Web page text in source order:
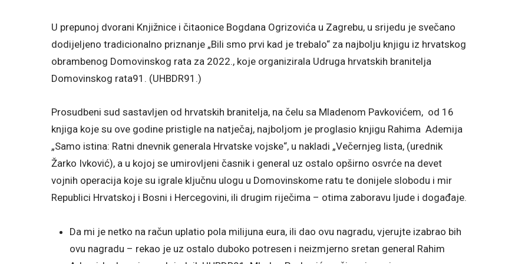
U prepunoj dvorani Knjižnice i čitaonice Bogdana Ogrizovića u Zagrebu, u srijedu je svečano
dodijeljeno tradicionalno priznanje „Bili smo prvi kad je trebalo“ za najbolju knjigu iz hrvatskog
obrambenog Domovinskog rata za 2022., koje organizirala Udruga hrvatskih branitelja
Domovinskog rata91. (UHBDR91.)
Prosudbeni sud sastavljen od hrvatskih branitelja, na čelu sa Mladenom Pavkovićem, od 16
knjiga koje su ove godine pristigle na natječaj, najboljom je proglasio knjigu Rahima Ademija
„Samo istina: Ratni dnevnik generala Hrvatske vojske“, u nakladi „Večernjeg lista, (urednik
Žarko Ivković), a u kojoj se umirovljeni časnik i general uz ostalo opširno osvrće na devet
vojnih operacija koje su igrale ključnu ulogu u Domovinskome ratu te donijele slobodu i mir
Republici Hrvatskoj i Bosni i Hercegovini, ili drugim riječima – otima zaboravu ljude i događaje.
Da mi je netko na račun uplatio pola milijuna eura, ili dao ovu nagradu, vjerujte izabrao bih
ovu nagradu – rekao je uz ostalo duboko potresen i neizmjerno sretan general Rahim